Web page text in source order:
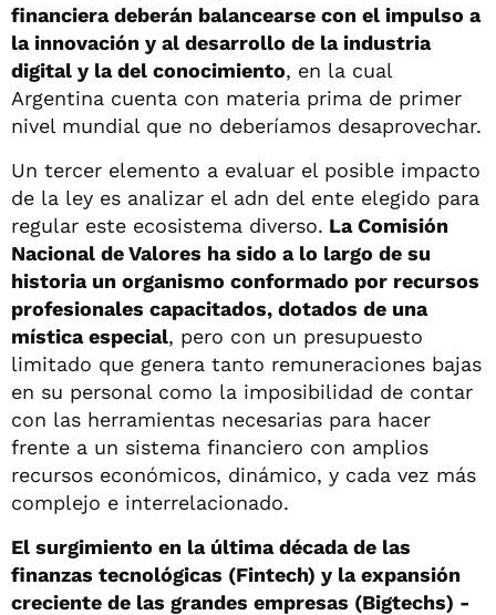
financiera deberán balancearse con el impulso a
la innovación y al desarrollo de la industria
digital y la del conocimiento, en la cual
Argentina cuenta con materia prima de primer
nivel mundial que no deberíamos desaprovechar.
Un tercer elemento a evaluar el posible impacto
de la ley es analizar el adn del ente elegido para
regular este ecosistema diverso. La Comisión
Nacional de Valores ha sido a lo largo de su
historia un organismo conformado por recursos
profesionales capacitados, dotados de una
mística especial, pero con un presupuesto
limitado que genera tanto remuneraciones bajas
en su personal como la imposibilidad de contar
con las herramientas necesarias para hacer
frente a un sistema financiero con amplios
recursos económicos, dinámico, y cada vez más
complejo e interrelacionado.
El surgimiento en la última década de las
finanzas tecnológicas (Fintech) y la expansión
creciente de las grandes empresas (Bigtechs) -